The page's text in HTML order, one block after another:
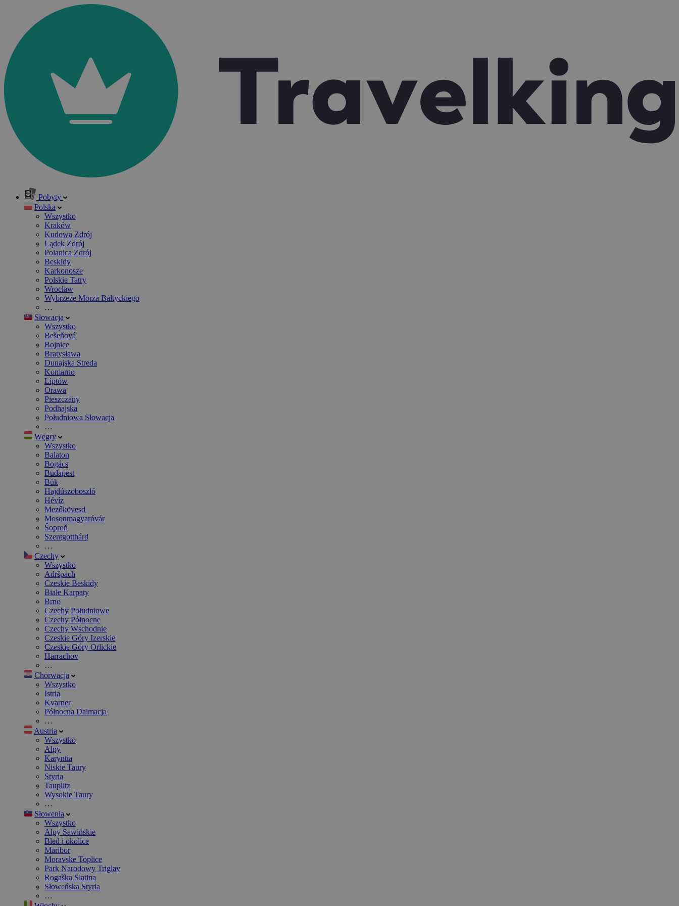
Pobyty
Polska
Wszystko
Kraków
Kudowa Zdrój
Lądek Zdrój
Polanica Zdrój
Beskidy
Karkonosze
Polskie Tatry
Wrocław
Wybrzeże Morza Bałtyckiego
…
Słowacja
Wszystko
Bešeňová
Bojnice
Bratysława
Dunajska Streda
Komarno
Liptów
Orawa
Pieszczany
Podhajska
Południowa Słowacja
…
Węgry
Wszystko
Balaton
Bogács
Budapest
Bük
Hajdúszoboszló
Hévíz
Mezőkövesd
Mosonmagyaróvár
Šoproň
Szentgotthárd
…
Czechy
Wszystko
Adršpach
Czeskie Beskidy
Białe Karpaty
Brno
Czechy Południowe
Czechy Północne
Czechy Wschodnie
Czeskie Góry Izerskie
Czeskie Góry Orlickie
Harrachov
…
Chorwacja
Wszystko
Istria
Kvarner
Północna Dalmacja
…
Austria
Wszystko
Alpy
Karyntia
Niskie Taury
Styria
Tauplitz
Wysokie Taury
…
Słowenia
Wszystko
Alpy Sawińskie
Bled i okolice
Maribor
Moravske Toplice
Park Narodowy Triglav
Rogaška Slatina
Słoweńska Styria
…